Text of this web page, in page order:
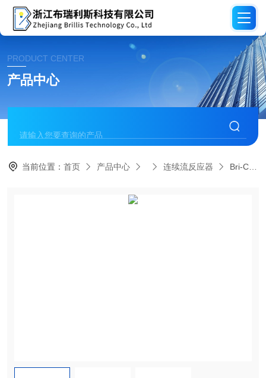
PRODUCT CENTER
产品中心
当前位置：首页 产品中心 连续流反应器 Bri-CMF-PS连续氢化平行反应仪